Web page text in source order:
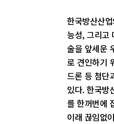
한국방산산
능성, 그리고
술을 앞세운
로 견인하기
드론 등 첨단
있다. 한국방
를 한꺼번에
이래 끊임없